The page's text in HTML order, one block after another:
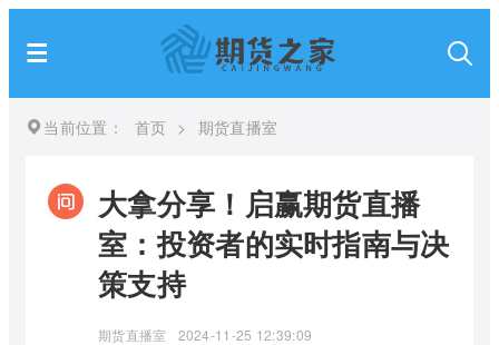
当前位置： 首页 > 期货直播室
大拿分享！启赢期货直播
室：投资者的实时指南与决
策支持
期货直播室 2024-11-25 12:39:09